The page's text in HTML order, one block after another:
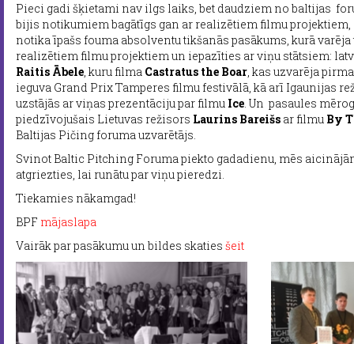
Pieci gadi šķietami nav ilgs laiks, bet daudziem no baltijas
bijis notikumiem bagātīgs gan ar realizētiem filmu projektiem,
notika īpašs fouma absolventu tikšanās pasākums, kurā
realizētiem filmu projektiem un iepazīties ar viņu stātsiem:
Raitis Ābele, kuru filma Castratus the Boar, kas uzvarēja
ieguva Grand Prix Tamperes filmu festivālā, kā arī Igaunijas
uzstājās ar viņas prezentāciju par filmu Ice. Un pasaules
piedzīvojušais Lietuvas režisors Laurins Bareišs ar filmu By
Baltijas Pičing foruma uzvarētājs.
Svinot Baltic Pitching Foruma piekto gadadienu, mēs
atgriezties, lai runātu par viņu pieredzi.
Tiekamies nākamgad!
BPF mājaslapa
Vairāk par pasākumu un bildes skaties šeit